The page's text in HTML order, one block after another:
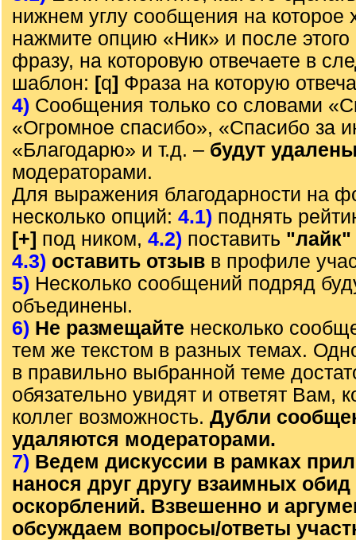
нижнем углу сообщения на которое
нажмите опцию «Ник» и после этого
фразу, на которовую отвечаете в
шаблон: [q] Фраза на которую
4) Сообщения только со словами
«Огромное спасибо», «Спасибо за
«Благодарю» и т.д. – будут
модераторами.
Для выражения благодарности на
несколько опций: 4.1) поднять
[+] под ником, 4.2) поставить "лайк"
4.3) оставить отзыв в профиле
5) Несколько сообщений подряд
объединены.
6) Не размещайте несколько
тем же текстом в разных темах.
в правильно выбранной теме
обязательно увидят и ответят Вам,
коллег возможность. Дубли
удаляются модераторами.
7) Ведем дискуссии в рамках
нанося друг другу взаимных обид
оскорблений. Взвешенно и
обсуждаем вопросы/ответы